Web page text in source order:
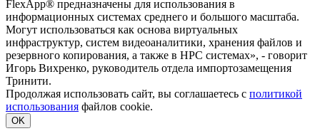
FlexApp® предназначены для использования в
информационных системах среднего и большого масштаба.
Могут использоваться как основа виртуальных
инфраструктур, систем видеоаналитики, хранения файлов и
резервного копирования, а также в HPC системах», - говорит
Игорь Вихренко, руководитель отдела импортозамещения
Тринити.
Продолжая использовать сайт, вы соглашаетесь с политикой
использования файлов cookie.
OK